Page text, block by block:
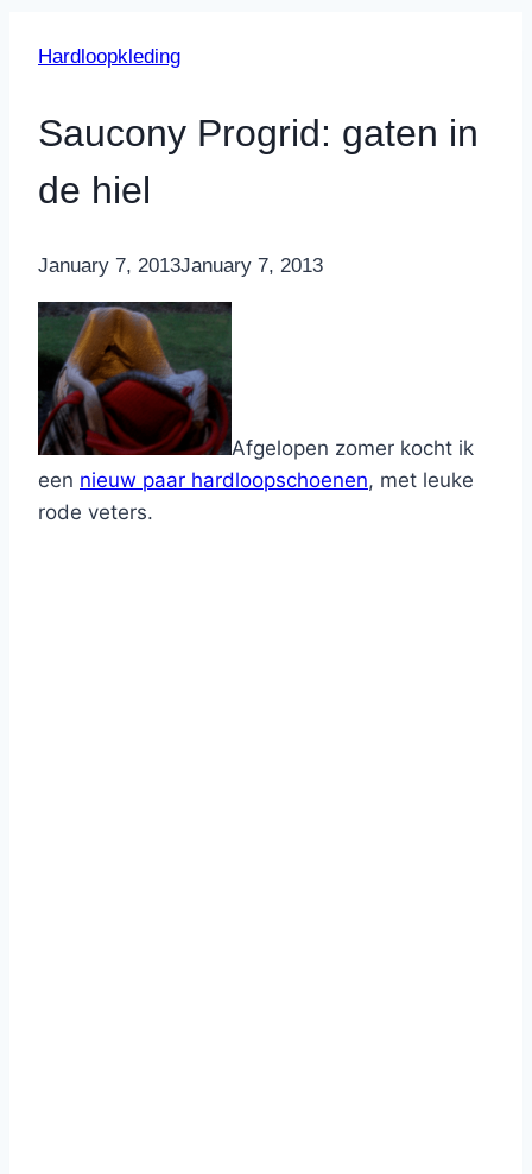
Hardloopkleding
Saucony Progrid: gaten in
de hiel
ByNicole
January 7, 2013January 7, 2013
Afgelopen zomer kocht ik
een nieuw paar hardloopschoenen, met leuke
rode veters.